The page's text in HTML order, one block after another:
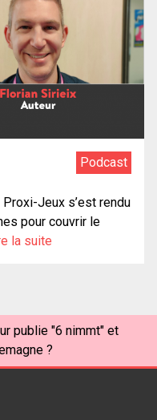
Podcast
Jeux s’est rendu
pour couvrir le
la suite
publie "6 nimmt" et
?